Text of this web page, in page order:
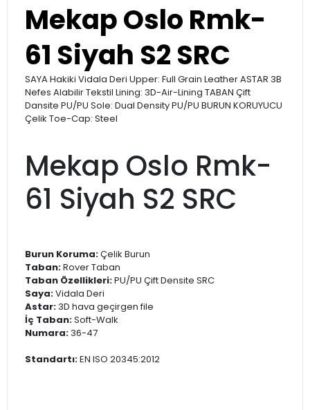
Mekap Oslo Rmk-
61 Siyah S2 SRC
SAYA Hakiki Vidala Deri Upper: Full Grain Leather ASTAR 3B
Nefes Alabilir Tekstil Lining: 3D-Air-Lining TABAN Çift
Dansite PU/PU Sole: Dual Density PU/PU BURUN KORUYUCU
Çelik Toe-Cap: Steel
Mekap Oslo Rmk-
61 Siyah S2 SRC
Burun Koruma:Çelik Burun
Taban:Rover Taban
Taban Özellikleri:PU/PU Çift Densite SRC
Saya:Vidala Deri
Astar:3D hava geçirgen file
İç Taban:Soft-Walk
Numara:36-47
Standartı:EN ISO 20345:2012